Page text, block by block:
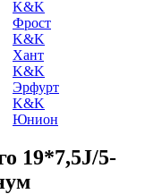
K&K
Фрост
K&K
Хант
K&K
Эрфурт
K&K
Юнион
19*7,5J/5-